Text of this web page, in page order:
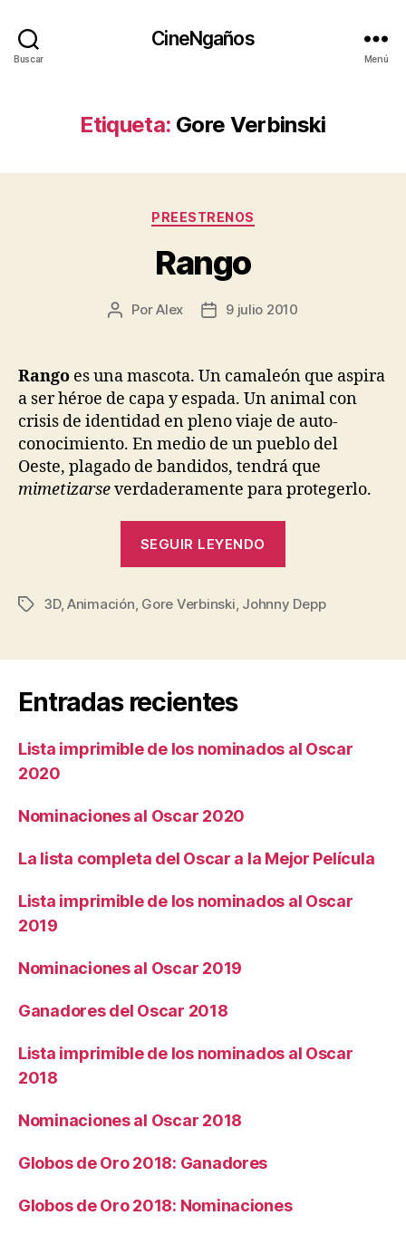
Buscar
CineNgaños
Menú
Etiqueta: Gore Verbinski
Categorías
PREESTRENOS
Rango
Autor
entrada
PorAlex
Fecha
entrada
9 julio 2010
Rango es una mascota. Un camaleón que aspira
a ser héroe de capa y espada. Un animal con
crisis de identidad en pleno viaje de auto-
conocimiento. En medio de un pueblo del
Oeste, plagado de bandidos, tendrá que
mimetizarseverdaderamente para protegerlo.
SEGUIR LEYENDO
Etiquetas
3D, Animación, Gore Verbinski, Johnny Depp
Entradas recientes
Lista imprimible de los nominados al Oscar
2020
Nominaciones al Oscar 2020
La lista completa del Oscar a la Mejor Película
Lista imprimible de los nominados al Oscar
2019
Nominaciones al Oscar 2019
Ganadores del Oscar 2018
Lista imprimible de los nominados al Oscar
2018
Nominaciones al Oscar 2018
Globos de Oro 2018: Ganadores
Globos de Oro 2018: Nominaciones